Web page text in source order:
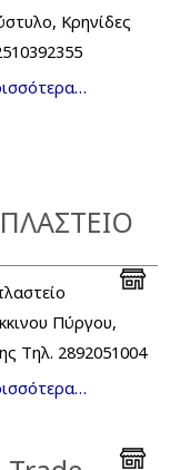
Κρηνίδες
Πύργου,
Τηλ. 2892051004